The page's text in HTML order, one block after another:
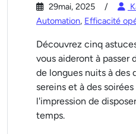
29mai, 2025
Automation, Efficacité
Découvrez cinq
vous aideront à
de longues nuits à des
sereins et à des
l'impression de
temps.